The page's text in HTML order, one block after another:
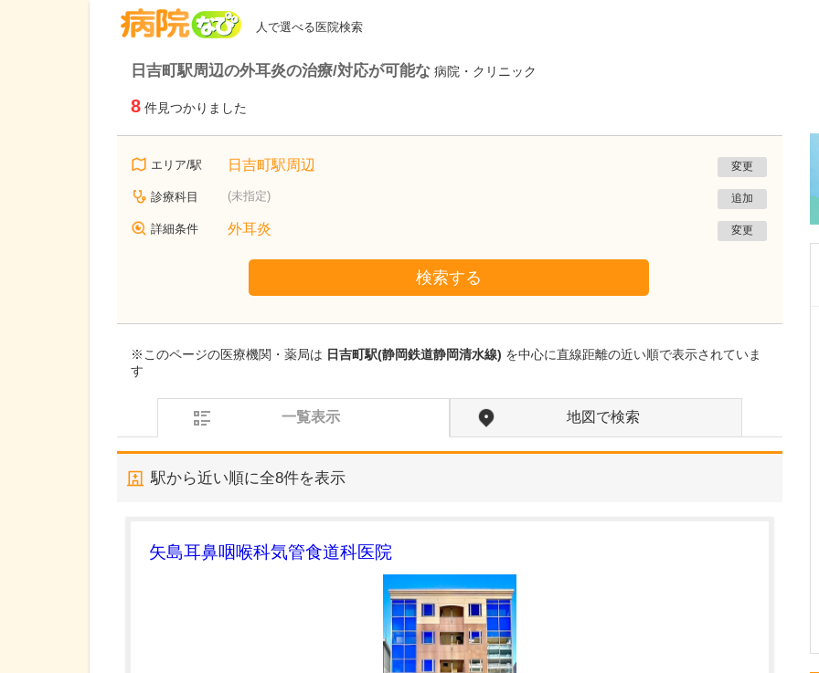
人で選べる医院検索
日吉町駅周辺の外耳炎の治療/対応が可能な 病院・クリニック
8 件見つかりました
エリア/駅 日吉町駅周辺 変更
診療科目 (未指定) 追加
詳細条件 外耳炎 変更
検索する
※このページの医療機関・薬局は 日吉町駅(静岡鉄道静岡清水線) を中心に直線距離の近い順で表示されていま
す
一覧表示 地図で検索
駅から近い順に全8件を表示
矢島耳鼻咽喉科気管食道科医院
神奈川県横浜市港北区
綱島公園坂クリニック
貴院は総合病院並みの検査体制が整っているそ
うですね。
専門的な検査から診断・
治療までを院内で一貫し